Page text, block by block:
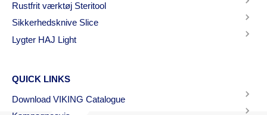
Rustfrit værktøj Steritool
Sikkerhedsknive Slice
Lygter HAJ Light
QUICK LINKS
Download VIKING Catalogue